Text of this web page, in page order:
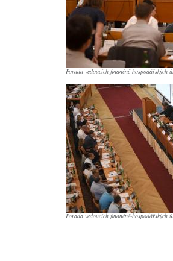
Porada vedoucích finančně-hospodářských
Porada vedoucích finančně-hospodářských